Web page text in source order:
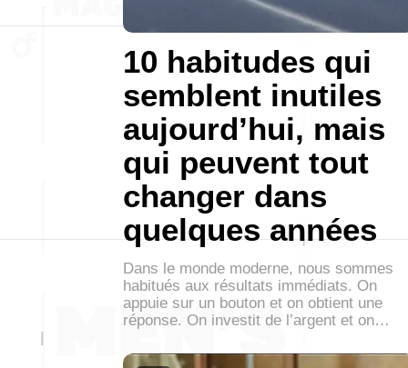
10 habitudes qui
semblent inutiles
aujourd’hui, mais
qui peuvent tout
changer dans
quelques années
Dans le monde moderne, nous sommes
habitués aux résultats immédiats. On
appuie sur un bouton et on obtient une
réponse. On investit de l’argent et on…